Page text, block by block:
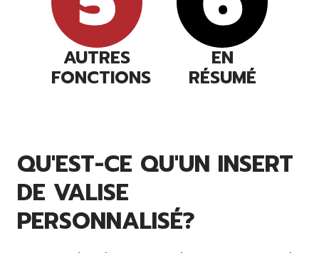
AUTRES
FONCTIONS
EN
RÉSUMÉ
QU'EST-CE QU'UN INSERT
DE VALISE
PERSONNALISÉ?